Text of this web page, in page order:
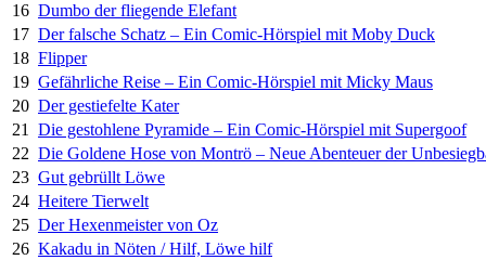
16 Dumbo der fliegende Elefant
17 Der falsche Schatz – Ein Comic-Hörspiel mit Moby Duck
18 Flipper
19 Gefährliche Reise – Ein Comic-Hörspiel mit Micky Maus
20 Der gestiefelte Kater
21
Die gestohlene Pyramide – Ein Comic-Hörspiel mit Supergoof
22 Die Goldene Hose von Montrö – Neue Abenteuer der
23 Gut gebrüllt Löwe
24 Heitere Tierwelt
25 Der Hexenmeister von Oz
26 Kakadu in Nöten / Hilf, Löwe hilf